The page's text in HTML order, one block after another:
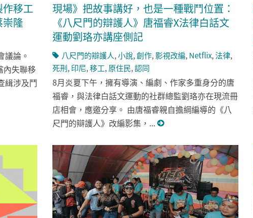
移工
崇隆
議論。
內失聯移
緝涉及鬥
現場》把故事講好，也是一種戰鬥位置：
《八尺門的辯護人》唐福睿X法律白話文
運動劉珞亦講座側記
八尺門的辯護人,小說,創作,影視改編, Netflix,法律,
死刑, 印尼,移工, 原住民,認同
8月炎夏下午，擁有導演、編劇、作家多重身分的唐
福睿，與法律白話文運動的社群總監劉珞亦在現流冊
店相會，應邀分享。 由唐福睿親自擔綱編導的《八
尺門的辯護人》改編影集，...